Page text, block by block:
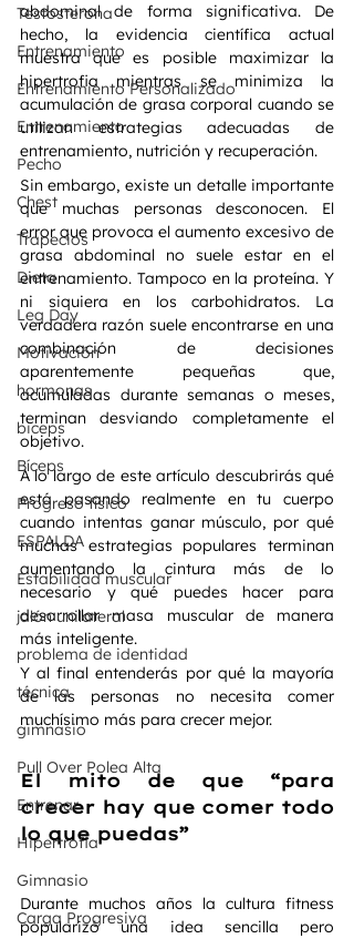
Testosterona
Entrenamiento
Entrenamiento Personalizado
Entrenamiento
Pecho
Chest
Trapecios
Dieta
Leg Day
Motivación
hormonas
biceps
Bíceps
Progreso físico
ESPALDA
Estabilidad muscular
jalón unilateral
problema de identidad
técnica
gimnasio
Pull Over Polea Alta
Entrenar
Hipertrofia
Gimnasio
Carga Progresiva
abdominal de forma significativa. De
hecho, la evidencia científica actual
muestra que es posible maximizar la
hipertrofia mientras se minimiza la
acumulación de grasa corporal cuando se
utilizan estrategias adecuadas de
entrenamiento, nutrición y recuperación.
Sin embargo, existe un detalle importante
que muchas personas desconocen. El
error que provoca el aumento excesivo de
grasa abdominal no suele estar en el
entrenamiento. Tampoco en la proteína. Y
ni siquiera en los carbohidratos. La
verdadera razón suele encontrarse en una
combinación de decisiones
aparentemente pequeñas que,
acumuladas durante semanas o meses,
terminan desviando completamente el
objetivo.
A lo largo de este artículo descubrirás qué
está pasando realmente en tu cuerpo
cuando intentas ganar músculo, por qué
muchas estrategias populares terminan
aumentando la cintura más de lo
necesario y qué puedes hacer para
desarrollar masa muscular de manera
más inteligente.
Y al final entenderás por qué la mayoría
de las personas no necesita comer
muchísimo más para crecer mejor.
El mito de que “para
crecer hay que comer todo
lo que puedas”
Durante muchos años la cultura fitness
popularizó una idea sencilla pero